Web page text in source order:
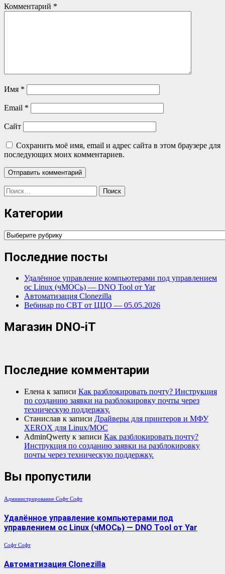
Комментарий *
Имя *
Email *
Сайт
Сохранить моё имя, email и адрес сайта в этом браузере для
последующих моих комментариев.
Найти:
Категории
Категории
Последние посты
Удалённое управление компьютерами под управлением
ос Linux (чМОСь) — DNO Tool от Yar
Автоматизация Clonezilla
Вебинар по СВТ от ЦЦО — 05.05.2026
Магазин DNO-iT
Последние комментарии
Елена к записи Как разблокировать почту? Инструкция
по созданию заявки на разблокировку почты через
техническую поддержку.
Станислав к записи Драйверы для принтеров и МФУ
XEROX для Linux/МОС
AdminQwerty к записи Как разблокировать почту?
Инструкция по созданию заявки на разблокировку
почты через техническую поддержку.
Вы пропустили
Администрирование Софт Софт
Удалённое управление компьютерами под
управлением ос Linux (чМОСь) — DNO Tool от Yar
Софт Софт
Автоматизация Clonezilla